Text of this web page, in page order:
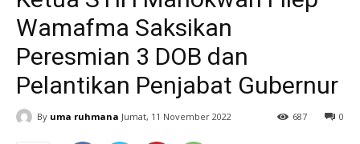
Wamafma Saksikan
Peresmian 3 DOB dan
Pelantikan Penjabat Gubernur
By uma ruhmana Jumat, 11 November 2022 0
687